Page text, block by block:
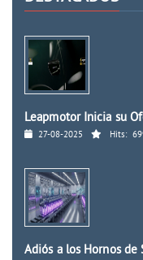
Leapmotor Inicia su
27-08-2025 Hits:
Adiós a los Hornos de